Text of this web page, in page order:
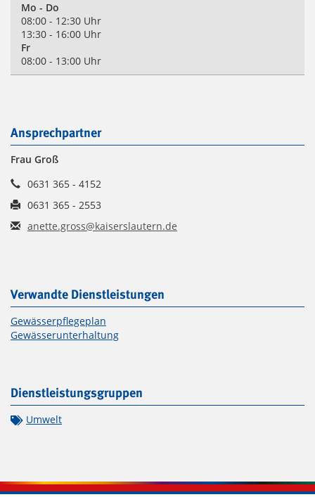
Mo - Do
08:00 - 12:30 Uhr
13:30 - 16:00 Uhr
Fr
08:00 - 13:00 Uhr
Ansprechpartner
Frau Groß
0631 365 - 4152
0631 365 - 2553
anette.gross@kaiserslautern.de
Verwandte Dienstleistungen
Gewässerpflegeplan
Gewässerunterhaltung
Dienstleistungsgruppen
Umwelt